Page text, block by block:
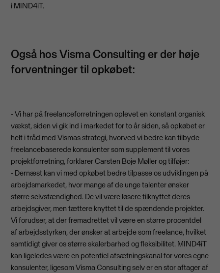
i MIND4iT.
Også hos Visma Consulting er der høje
forventninger til opkøbet:
- Vi har på freelanceforretningen oplevet en konstant organisk
vækst, siden vi gik ind i markedet for to år siden, så opkøbet er
helt i tråd med Vismas strategi, hvorved vi bedre kan tilbyde
freelancebaserede konsulenter som supplement til vores
projektforretning, forklarer Carsten Boje Møller og tilføjer:
- Dernæst kan vi med opkøbet bedre tilpasse os udviklingen på
arbejdsmarkedet, hvor mange af de unge talenter ønsker
større selvstændighed. De vil være løsere tilknyttet deres
arbejdsgiver, men tættere knyttet til de spændende projekter.
Vi forudser, at der fremadrettet vil være en større procentdel
af arbejdsstyrken, der ønsker at arbejde som freelance, hvilket
samtidigt giver os større skalerbarhed og fleksibilitet. MIND4iT
kan ligeledes være en potentiel afsætningskanal for vores egne
konsulenter, ligesom Visma Consulting selv er en stor aftager af